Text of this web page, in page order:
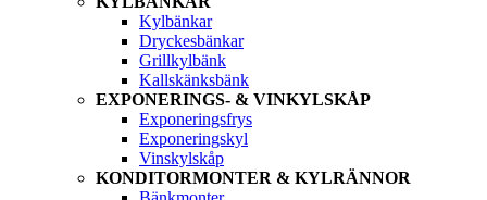
Kylbänkar
Dryckesbänkar
Grillkylbänk
Kallskänksbänk
EXPONERINGS- & VINKYLSKÅP
Exponeringsfrys
Exponeringskyl
Vinskylskåp
KONDITORMONTER & KYLRÄNNOR